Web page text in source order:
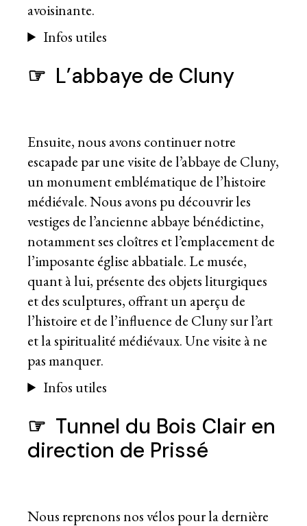
avoisinante.
Infos utiles
☞ L’abbaye de Cluny
Ensuite, nous avons continuer notre
escapade par une visite de l’abbaye de Cluny,
un monument emblématique de l’histoire
médiévale. Nous avons pu découvrir les
vestiges de l’ancienne abbaye bénédictine,
notamment ses cloîtres et l’emplacement de
l’imposante église abbatiale. Le musée,
quant à lui, présente des objets liturgiques
et des sculptures, offrant un aperçu de
l’histoire et de l’influence de Cluny sur l’art
et la spiritualité médiévaux. Une visite à ne
pas manquer.
Infos utiles
☞ Tunnel du Bois Clair en
direction de Prissé
Nous reprenons nos vélos pour la dernière